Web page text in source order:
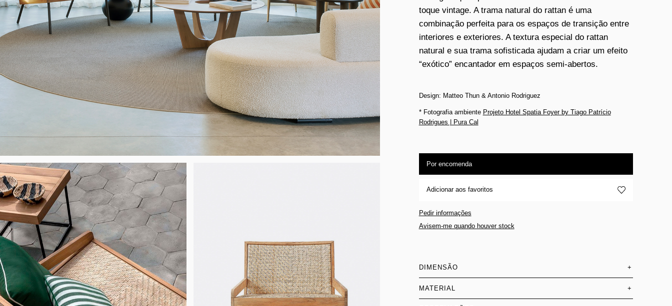
toque vintage. A trama natural do rattan é uma
combinação perfeita para os espaços de transição entre
interiores e exteriores. A textura especial do rattan
natural e sua trama sofisticada ajudam a criar um efeito
“exótico” encantador em espaços semi-abertos.
Design: Matteo Thun & Antonio Rodriguez
* Fotografia ambiente Projeto Hotel Spatia Foyer by Tiago Patrício
Rodrigues | Pura Cal
Por encomenda
Adicionar aos favoritos
Pedir informações
Avisem-me quando houver stock
DIMENSÃO +
MATERIAL +